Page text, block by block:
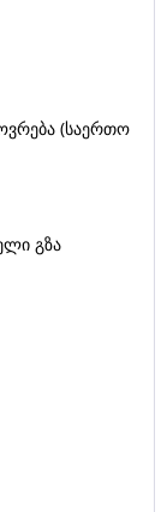
(საერთო
გზა